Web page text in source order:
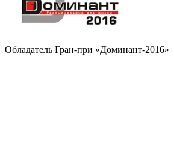
Обладатель Гран-при «Доминант-2016»